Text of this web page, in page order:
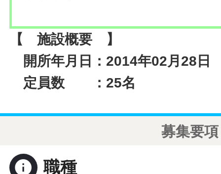
【 施設概要 】
開所年月日：2014年02月28日
定員数 ：25名
募集要項
info 職種